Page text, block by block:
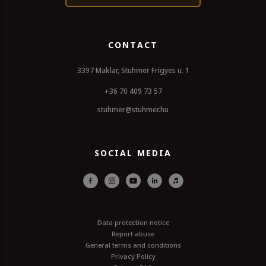
CONTACT
3397 Maklar, Stuhmer Frigyes u. 1
+36 70 409 73 57
stuhmer@stuhmer.hu
SOCIAL MEDIA
Data protection notice
Report abuse
General terms and conditions
Privacy Policy